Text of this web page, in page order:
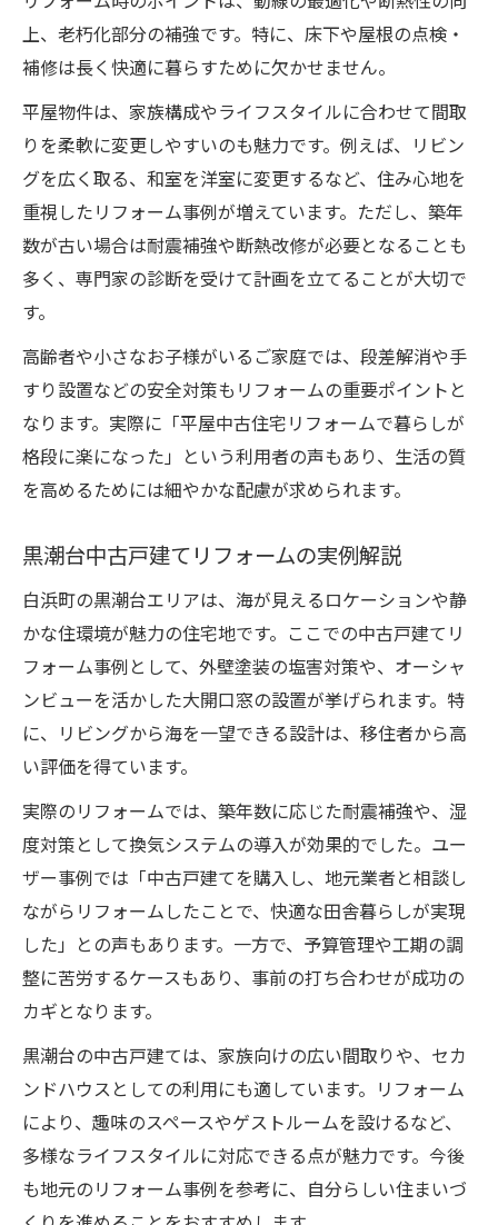
上、老朽化部分の補強です。特に、床下や屋根の点検・
補修は長く快適に暮らすために欠かせません。
平屋物件は、家族構成やライフスタイルに合わせて間取
りを柔軟に変更しやすいのも魅力です。例えば、リビン
グを広く取る、和室を洋室に変更するなど、住み心地を
重視したリフォーム事例が増えています。ただし、築年
数が古い場合は耐震補強や断熱改修が必要となることも
多く、専門家の診断を受けて計画を立てることが大切で
す。
高齢者や小さなお子様がいるご家庭では、段差解消や手
すり設置などの安全対策もリフォームの重要ポイントと
なります。実際に「平屋中古住宅リフォームで暮らしが
格段に楽になった」という利用者の声もあり、生活の質
を高めるためには細やかな配慮が求められます。
黒潮台中古戸建てリフォームの実例解説
白浜町の黒潮台エリアは、海が見えるロケーションや静
かな住環境が魅力の住宅地です。ここでの中古戸建てリ
フォーム事例として、外壁塗装の塩害対策や、オーシャ
ンビューを活かした大開口窓の設置が挙げられます。特
に、リビングから海を一望できる設計は、移住者から高
い評価を得ています。
実際のリフォームでは、築年数に応じた耐震補強や、湿
度対策として換気システムの導入が効果的でした。ユー
ザー事例では「中古戸建てを購入し、地元業者と相談し
ながらリフォームしたことで、快適な田舎暮らしが実現
した」との声もあります。一方で、予算管理や工期の調
整に苦労するケースもあり、事前の打ち合わせが成功の
カギとなります。
黒潮台の中古戸建ては、家族向けの広い間取りや、セカ
ンドハウスとしての利用にも適しています。リフォーム
により、趣味のスペースやゲストルームを設けるなど、
多様なライフスタイルに対応できる点が魅力です。今後
も地元のリフォーム事例を参考に、自分らしい住まいづ